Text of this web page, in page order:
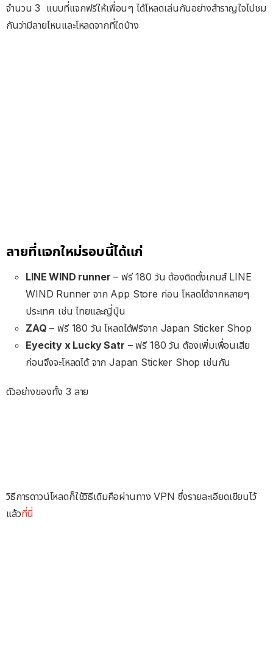
จำนวน 3 แบบที่แจกฟรีให้เพื่อนๆ ได้โหลดเล่นกันอย่างสำราญใจไปชม
กันว่ามีลายไหนและโหลดจากที่ใดบ้าง
ลายที่แจกใหม่รอบนี้ได้แก่
LINE WIND runner – ฟรี 180 วัน ต้องติดตั้งเกมส์ LINE
WIND Runner จาก App Store ก่อน โหลดได้จากหลายๆ
ประเทศ เช่น ไทยและญี่ปุ่น
ZAQ – ฟรี 180 วัน โหลดได้ฟรีจาก Japan Sticker Shop
Eyecity x Lucky Satr – ฟรี 180 วัน ต้องเพิ่มเพื่อนเสีย
ก่อนจึงจะโหลดได้ จาก Japan Sticker Shop เช่นกัน
ตัวอย่างของทั้ง 3 ลาย
วิธีการดาวน์โหลดก็ใช้วิธีเดิมคือผ่านทาง VPN ซึ่งรายละเอียดเขียนไว้
แล้วที่นี่